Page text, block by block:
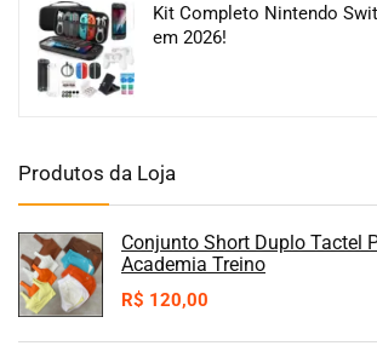
Kit Completo Nintendo
em 2026!
Produtos da Loja
Conjunto Short Duplo Tactel
Academia Treino
R$ 120,00